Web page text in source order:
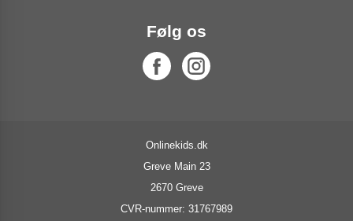
Følg os
Onlinekids.dk
Greve Main 23
2670 Greve
CVR-nummer: 31767989